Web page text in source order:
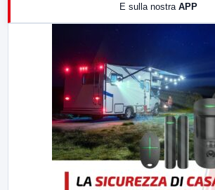
E sulla nostra APP